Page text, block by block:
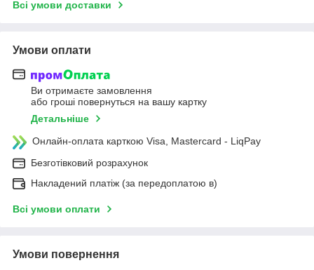
Всі умови доставки
Умови оплати
Ви отримаєте замовлення
або гроші повернуться на вашу картку
Детальніше
Онлайн-оплата карткою Visa, Mastercard - LiqPay
Безготівковий розрахунок
Накладений платіж (за передоплатою в)
Всі умови оплати
Умови повернення